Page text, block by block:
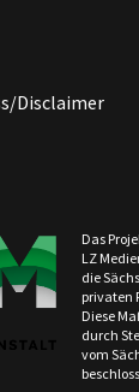
Disclaimer
Das
LZ
die
privaten
Diese
durch
vom